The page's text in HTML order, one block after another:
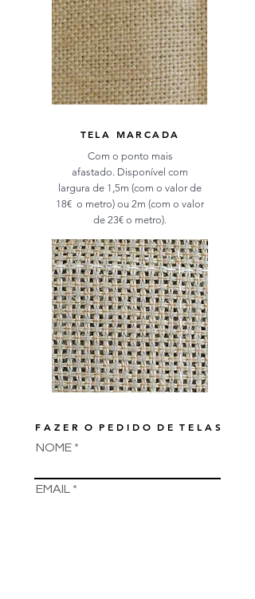
TELA MARCADA
Com o ponto mais
afastado. Disponível com
largura de 1,5m (com o valor de
18€ o metro) ou 2m (com o valor
de 23€ o metro).
F A Z E R O P E D I D O D E T E L A S
NOME
EMAIL